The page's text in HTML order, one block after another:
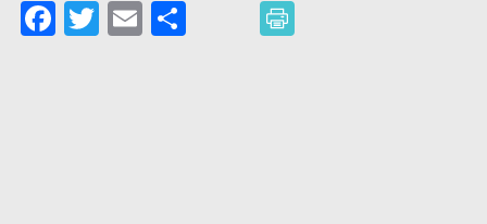
Facebook
Twitter
EmailPartager